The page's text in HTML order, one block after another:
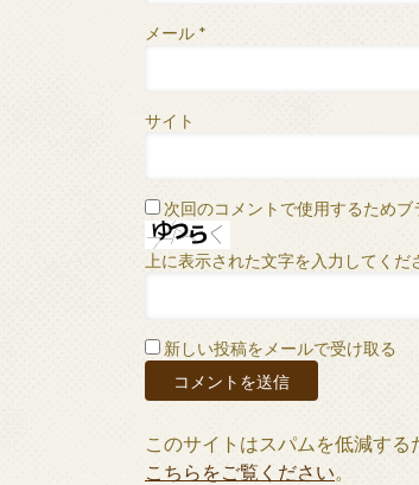
メール *
サイト
次回のコメントで使用するため
上に表示された文字を入力してくだ
新しい投稿をメールで受け取る
このサイトはスパムを低減する
こちらをご覧ください。